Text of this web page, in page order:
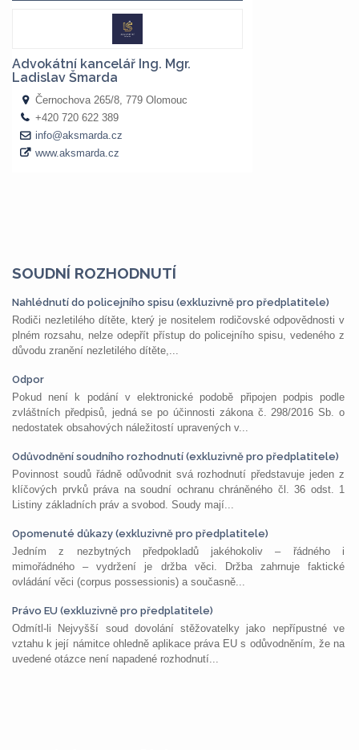
SOUDNÍ ROZHODNUTÍ
Nahlédnutí do policejního spisu (exkluzivně pro předplatitele)
Rodiči nezletilého dítěte, který je nositelem rodičovské odpovědnosti v
plném rozsahu, nelze odepřít přístup do policejního spisu, vedeného z
důvodu zranění nezletilého dítěte,...
Odpor
Pokud není k podání v elektronické podobě připojen podpis podle
zvláštních předpisů, jedná se po účinnosti zákona č. 298/2016 Sb. o
nedostatek obsahových náležitostí upravených v...
Odůvodnění soudního rozhodnutí (exkluzivně pro předplatitele)
Povinnost soudů řádně odůvodnit svá rozhodnutí představuje jeden z
klíčových prvků práva na soudní ochranu chráněného čl. 36 odst. 1
Listiny základních práv a svobod. Soudy mají...
Opomenuté důkazy (exkluzivně pro předplatitele)
Jedním z nezbytných předpokladů jakéhokoliv – řádného i
mimořádného – vydržení je držba věci. Držba zahrnuje faktické
ovládání věci (corpus possessionis) a současně...
Právo EU (exkluzivně pro předplatitele)
Odmítl-li Nejvyšší soud dovolání stěžovatelky jako nepřípustné ve
vztahu k její námitce ohledně aplikace práva EU s odůvodněním, že na
uvedené otázce není napadené rozhodnutí...